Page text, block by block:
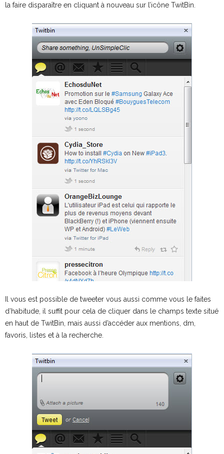
la faire disparaître en cliquant à nouveau sur l’icône TwitBin.
Il vous est possible de tweeter vous aussi comme vous le faites
d’habitude, il suffit pour cela de cliquer dans le champs texte situé
en haut de TwitBin, mais aussi d’accéder aux mentions, dm,
favoris, listes et à la recherche.